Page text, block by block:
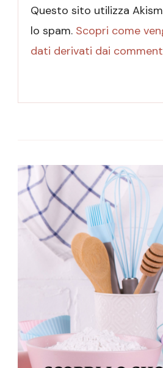
Questo sito utilizza
lo spam. Scopri come
dati derivati dai